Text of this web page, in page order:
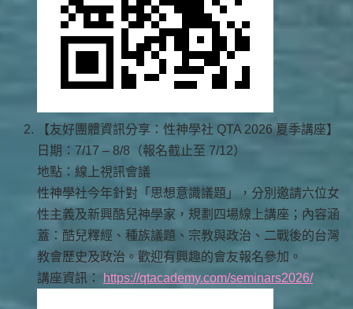
【友好團體資訊分享：性神學社 QTA 2026 夏季講座】
日期：7/17 – 8/8（報名截止至 7/12）
地點：線上視訊會議
性神學社今年針對「思想意識議題」，分別邀請六位女
性主義及新興酷兒神學家，規劃四場線上講座；內容涵
蓋：酷兒釋經、種族議題、宗教與政治、二戰後的台灣
教會歷史及政治。歡迎有興趣的會友報名參加。
講座資訊：
https://qtacademy.com/seminars2026/